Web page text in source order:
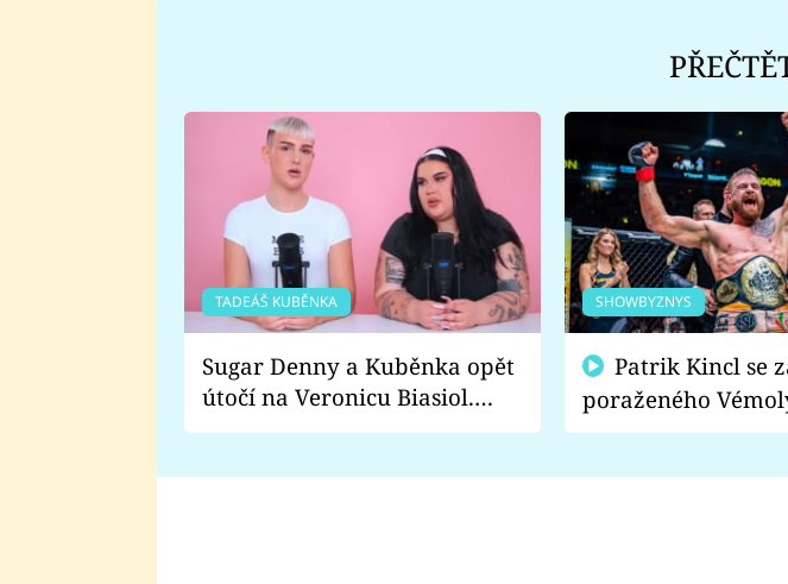
TADEÁŠ KUBĚNKA
Sugar Denny a Kuběnka opět
útočí na Veronicu Biasiol.
Proč je podle nich falešná a
SHOWBYZNYS
poraženého
fanoušci naštvali?